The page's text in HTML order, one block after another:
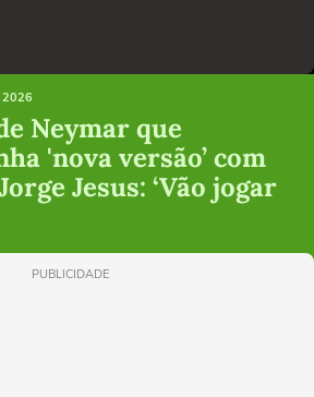
2026
Neymar que
'nova versão’ com
Jesus: ‘Vão jogar
PUBLICIDADE